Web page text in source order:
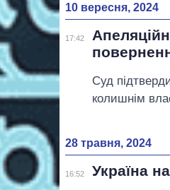
10 вересня, 2024
17:42
Суд
колишнім
28 травня, 2024
16:52 Україна